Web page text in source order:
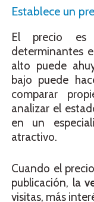
Establece un
El precio
determinantes
alto puede
bajo puede
comparar
analizar el
en un
atractivo.
Cuando el
publicación, la
visitas, más